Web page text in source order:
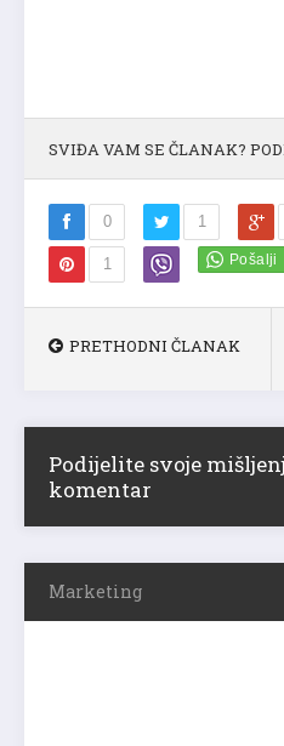
SVIĐA VAM SE ČLANAK?
0 1
1
PRETHODNI ČLANAK
Podijelite svoje
komentar
Marketing